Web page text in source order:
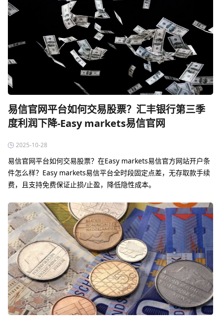
易信官网平台如何交易股票？汇丰银行第三季
度利润下降-Easy markets易信官网
2025-10-28
易信官网平台如何交易股票？在Easy markets易信官方网站开户条
件怎么样？‌Easy markets易信平台全时段固定点差，无存取款手续
费，且支持免费保证止损/止盈，降低隐性成本‌。